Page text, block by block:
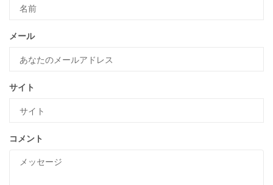
メール
サイト
コメント